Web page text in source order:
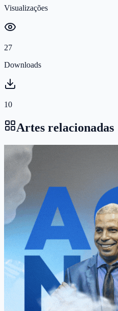
Visualizações
27
Downloads
10
Artes relacionadas